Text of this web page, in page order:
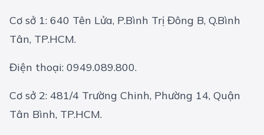
Cơ sở 1: 640 Tên Lửa, P.Bình Trị Đông B, Q.Bình
Tân, TP.HCM.
Điện thoại: 0949.089.800.
Cơ sở 2: 481/4 Trường Chinh, Phường 14, Quận
Tân Bình, TP.HCM.